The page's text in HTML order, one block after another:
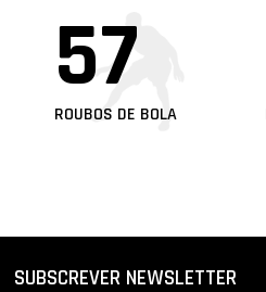
57
ROUBOS DE BOLA
SUBSCREVER NEWSLETTER